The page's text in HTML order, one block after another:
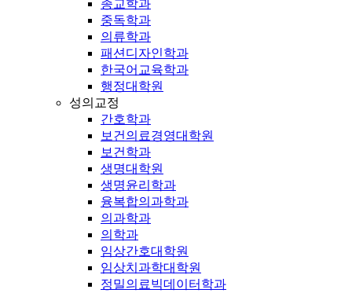
종교학과
중독학과
의류학과
패션디자인학과
한국어교육학과
행정대학원
성의교정
간호학과
보건의료경영대학원
보건학과
생명대학원
생명윤리학과
융복합의과학과
의과학과
의학과
임상간호대학원
임상치과학대학원
정밀의료빅데이터학과